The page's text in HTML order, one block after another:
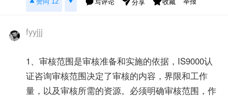
写评论 分享 收藏
fyyjjj
1、审核范围是审核准备和实施的依据，IS9000认
证咨询审核范围决定了审核的内容，界限和工作
量，以及审核所需的资源。必须明确审核范围，作